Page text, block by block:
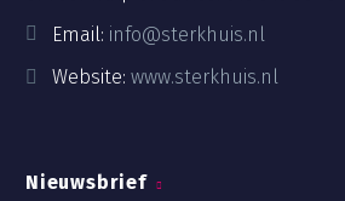
Email: info@sterkhuis.nl
Website: www.sterkhuis.nl
Nieuwsbrief